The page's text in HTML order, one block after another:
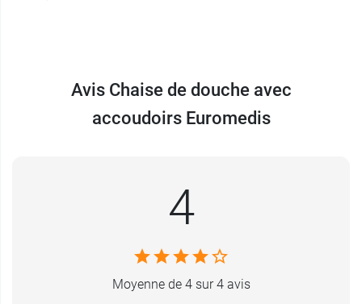
Spécifications techniques :
(Profondeur x Largeur x Hauteur)
Poids de la chaise : 3,3 kg
Poids maximum supporté : 100 kg
Conditionnement :
vendue à l'unité
Avis Chaise de douche avec
accoudoirs Euromedis
4
Moyenne de 4 sur 4 avis